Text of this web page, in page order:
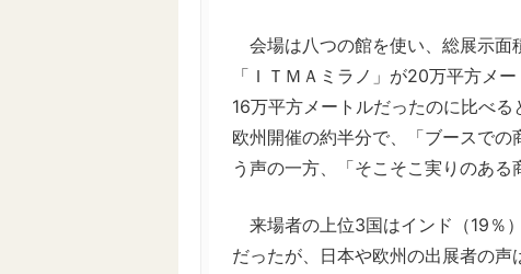
会場は八つの館を使い、総展示面
「ＩＴＭＡミラノ」が20万平方メ
16万平方メートルだったのに比べ
欧州開催の約半分で、「ブースで
う声の一方、「そこそこ実りのある
来場者の上位3国はインド（19％
だったが、日本や欧州の出展者の